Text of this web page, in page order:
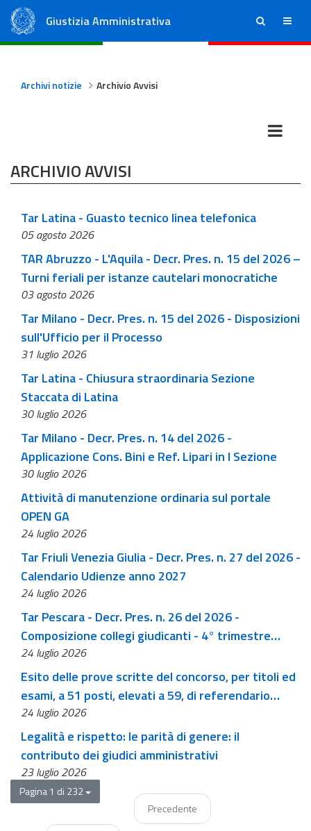
Giustizia Amministrativa ricerca menu
Archivi notizie Archivio Avvisi
ARCHIVIO AVVISI
Tar Latina - Guasto tecnico linea telefonica
05 agosto 2026
TAR Abruzzo - L'Aquila - Decr. Pres. n. 15 del 2026 –
Turni feriali per istanze cautelari monocratiche
03 agosto 2026
Tar Milano - Decr. Pres. n. 15 del 2026 - Disposizioni
sull'Ufficio per il Processo
31 luglio 2026
Tar Latina - Chiusura straordinaria Sezione
Staccata di Latina
30 luglio 2026
Tar Milano - Decr. Pres. n. 14 del 2026 -
Applicazione Cons. Bini e Ref. Lipari in I Sezione
30 luglio 2026
Attività di manutenzione ordinaria sul portale
OPEN GA
24 luglio 2026
Tar Friuli Venezia Giulia - Decr. Pres. n. 27 del 2026 -
Calendario Udienze anno 2027
24 luglio 2026
Tar Pescara - Decr. Pres. n. 26 del 2026 -
Composizione collegi giudicanti - 4° trimestre
2026
24 luglio 2026
Esito delle prove scritte del concorso, per titoli ed
esami, a 51 posti, elevati a 59, di referendario
T.A.R. bandito con D.P.C.M. 15/04/2025
24 luglio 2026
Legalità e rispetto: le parità di genere: il
contributo dei giudici amministrativi
23 luglio 2026
Pagina 1 di 232
Precedente